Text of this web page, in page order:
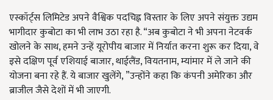
एस्कॉर्ट्स लिमिटेड अपने वैश्विक पदचिह्न विस्तार के लिए अपने संयुक्त उद्यम
भागीदार कुबोटा का भी लाभ उठा रहा है. “अब कुबोटा ने भी अपना नेटवर्क
खोलने के साथ, हमने उन्हें यूरोपीय बाजार में निर्यात करना शुरू कर दिया, वे
इसे दक्षिण पूर्व एशियाई बाजार, थाईलैंड, वियतनाम, म्यांमार में ले जाने की
योजना बना रहे हैं. ये बाजार खुलेंगे, ”उन्होंने कहा कि कंपनी अमेरिका और
ब्राजील जैसे देशों में भी जाएगी.